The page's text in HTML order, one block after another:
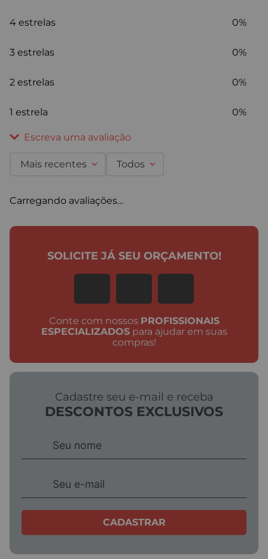
4 estrelas 0%
3 estrelas 0%
2 estrelas 0%
1 estrela 0%
Escreva uma avaliação
Título
Avalie o produto de 1 a 5 estrelas
★★
Endereço de email
Escreva uma avaliação
ENVIAR AVALIAÇÃO
Mais recentes Todos
Carregando avaliações…
Conte com nossos PROFISSIONAIS
ESPECIALIZADOSpara ajudar em suas
compras!
SOLICITE JÁ SEU ORÇAMENTO!
Cadastre seu e-mail e receba
DESCONTOS EXCLUSIVOS
CADASTRAR